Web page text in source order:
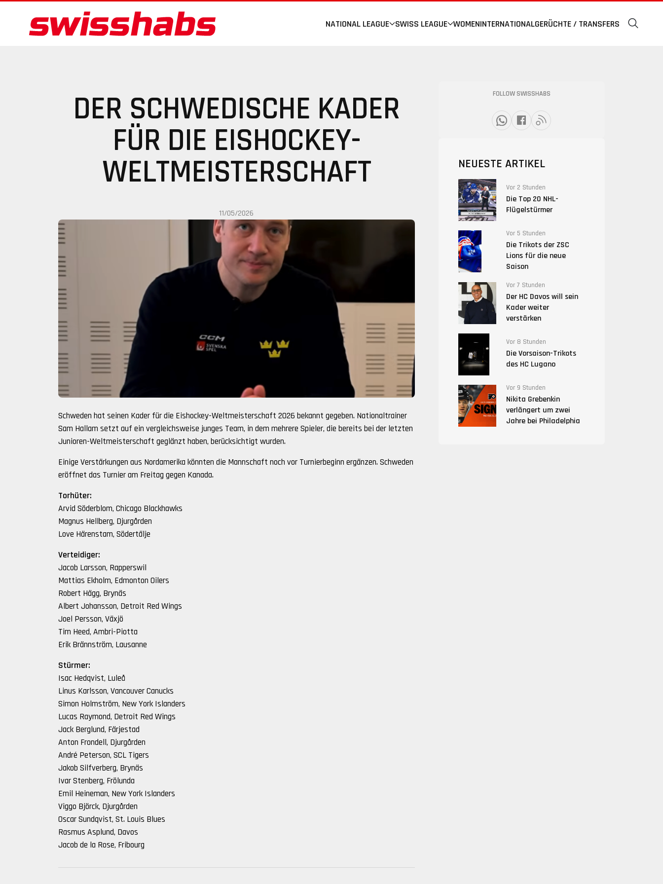
NATIONAL LEAGUE SWISS LEAGUE WOMENINTERNATIONALGERÜCHTE / TRANSFERS
DER SCHWEDISCHE KADER
FÜR DIE EISHOCKEY-
WELTMEISTERSCHAFT
11/05/2026
Schweden hat seinen Kader für die Eishockey-Weltmeisterschaft 2026 bekannt gegeben. Nationaltrainer
Sam Hallam setzt auf ein vergleichsweise junges Team, in dem mehrere Spieler, die bereits bei der letzten
Junioren-Weltmeisterschaft geglänzt haben, berücksichtigt wurden.
Einige Verstärkungen aus Nordamerika könnten die Mannschaft noch vor Turnierbeginn ergänzen. Schweden
eröffnet das Turnier am Freitag gegen Kanada.
Torhüter:
Arvid Söderblom, Chicago Blackhawks
Magnus Hellberg, Djurgården
Love Härenstam, Södertälje
Verteidiger:
Jacob Larsson, Rapperswil
Mattias Ekholm, Edmonton Oilers
Robert Hägg, Brynäs
Albert Johansson, Detroit Red Wings
Joel Persson, Växjö
Tim Heed, Ambri-Piotta
Erik Brännström, Lausanne
Stürmer:
Isac Hedqvist, Luleå
Linus Karlsson, Vancouver Canucks
Simon Holmström, New York Islanders
Lucas Raymond, Detroit Red Wings
Jack Berglund, Färjestad
Anton Frondell, Djurgården
André Peterson, SCL Tigers
Jakob Silfverberg, Brynäs
Ivar Stenberg, Frölunda
Emil Heineman, New York Islanders
Viggo Björck, Djurgården
Oscar Sundqvist, St. Louis Blues
Rasmus Asplund, Davos
Jacob de la Rose, Fribourg
FOLLOW SWISSHABS
NEUESTE ARTIKEL
Vor 2 Stunden
Die Top 20 NHL-
Flügelstürmer
Vor 5 Stunden
Die Trikots der ZSC
Lions für die neue
Saison
Vor 7 Stunden
Der HC Davos will sein
Kader weiter
verstärken
Vor 8 Stunden
Die Vorsaison-Trikots
des HC Lugano
Vor 9 Stunden
Nikita Grebenkin
verlängert um zwei
Jahre bei Philadelphia